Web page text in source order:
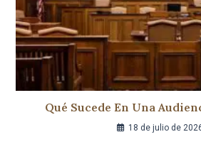
Qué Sucede En Una
18 de julio de